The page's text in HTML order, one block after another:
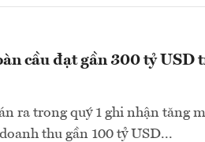
cầu đạt gần 300 tỷ USD
ra trong quý 1 ghi nhận tăng
thu gần 100 tỷ USD...